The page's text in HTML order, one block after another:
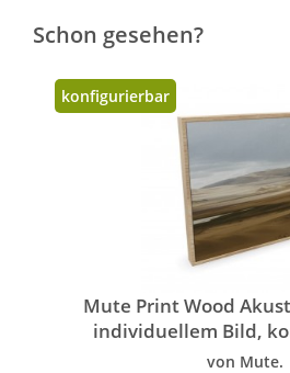
Schon gesehen?
Mute Print Wood
individuellem Bild,
von Mute.
konfigurierbar